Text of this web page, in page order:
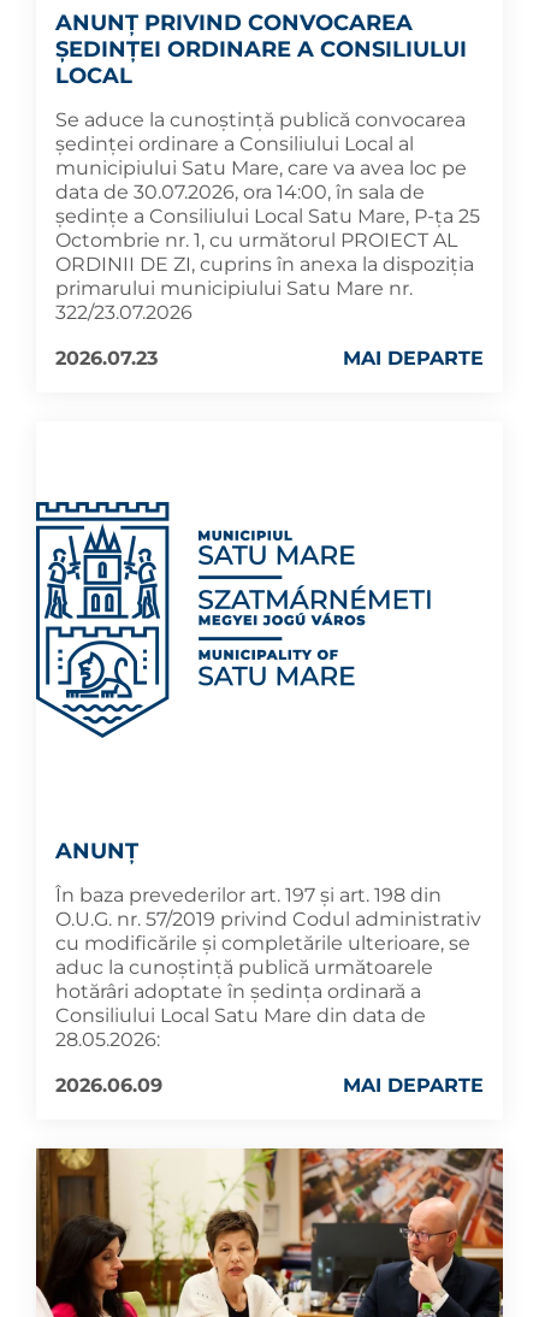
ANUNȚ PRIVIND CONVOCAREA
ȘEDINȚEI ORDINARE A CONSILIULUI
LOCAL
Se aduce la cunoștință publică convocarea
ședinței ordinare a Consiliului Local al
municipiului Satu Mare, care va avea loc pe
data de 30.07.2026, ora 14:00, în sala de
ședințe a Consiliului Local Satu Mare, P-ța 25
Octombrie nr. 1, cu următorul PROIECT AL
ORDINII DE ZI, cuprins în anexa la dispoziția
primarului municipiului Satu Mare nr.
322/23.07.2026
2026.07.23
MAI DEPARTE
ANUNȚ
În baza prevederilor art. 197 și art. 198 din
O.U.G. nr. 57/2019 privind Codul administrativ
cu modificările și completările ulterioare, se
aduc la cunoştinţă publică următoarele
hotărâri adoptate în şedința ordinară a
Consiliului Local Satu Mare din data de
28.05.2026:
2026.06.09
MAI DEPARTE